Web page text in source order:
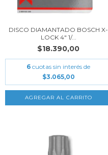
DISCO DIAMANTADO BOSCH X-
LOCK 4" 1/...
$18.390,00
6 cuotas sin interés de
$3.065,00